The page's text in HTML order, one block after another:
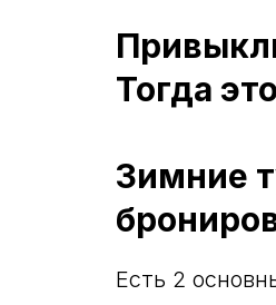
Тогда
Зимние
Есть 2